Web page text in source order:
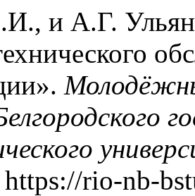
и А.Г.
rio-nb-